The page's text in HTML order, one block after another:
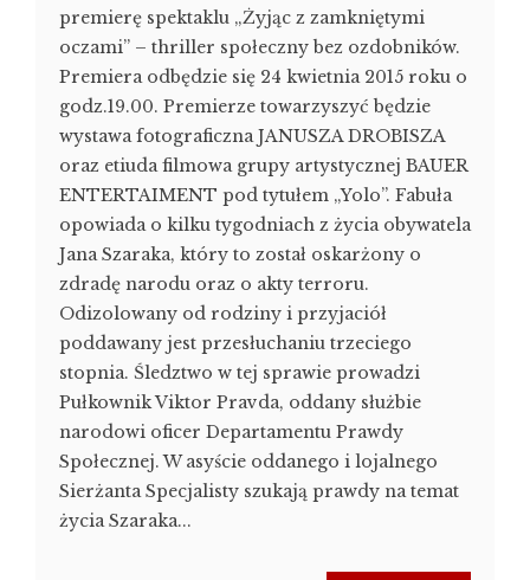
premierę spektaklu „Żyjąc z zamkniętymi
oczami” – thriller społeczny bez ozdobników.
Premiera odbędzie się 24 kwietnia 2015 roku o
godz.19.00. Premierze towarzyszyć będzie
wystawa fotograficzna JANUSZA DROBISZA
oraz etiuda filmowa grupy artystycznej BAUER
ENTERTAIMENT pod tytułem „Yolo”. Fabuła
opowiada o kilku tygodniach z życia obywatela
Jana Szaraka, który to został oskarżony o
zdradę narodu oraz o akty terroru.
Odizolowany od rodziny i przyjaciół
poddawany jest przesłuchaniu trzeciego
stopnia. Śledztwo w tej sprawie prowadzi
Pułkownik Viktor Pravda, oddany służbie
narodowi oficer Departamentu Prawdy
Społecznej. W asyście oddanego i lojalnego
Sierżanta Specjalisty szukają prawdy na temat
życia Szaraka...